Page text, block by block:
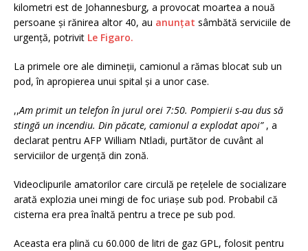
kilometri est de Johannesburg, a provocat moartea a nouă
persoane şi rănirea altor 40, au anunţat sâmbătă serviciile de
urgenţă, potrivit Le Figaro.
La primele ore ale dimineţii, camionul a rămas blocat sub un
pod, în apropierea unui spital şi a unor case.
,,Am primit un telefon în jurul orei 7:50. Pompierii s-au dus să
stingă un incendiu. Din păcate, camionul a explodat apoi”, a
declarat pentru AFP William Ntladi, purtător de cuvânt al
serviciilor de urgenţă din zonă.
Videoclipurile amatorilor care circulă pe reţelele de socializare
arată explozia unei mingi de foc uriaşe sub pod. Probabil că
cisterna era prea înaltă pentru a trece pe sub pod.
Aceasta era plină cu 60.000 de litri de gaz GPL, folosit pentru